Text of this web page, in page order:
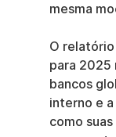
mesma
O relatório
para 2025
bancos
interno e
como